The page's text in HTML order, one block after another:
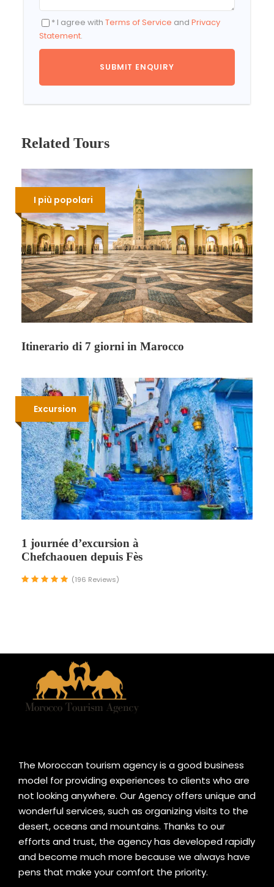
* I agree with Terms of Service and Privacy
Statement.
Related Tours
I più popolari
Itinerario di 7 giorni in Marocco
Excursion
1 journée d’excursion à
Chefchaouen depuis Fès
(196 Reviews)
The Moroccan tourism agency is a good business
model for providing experiences to clients who are
not looking anywhere. Our Agency offers unique and
wonderful services, such as organizing visits to the
desert, oceans and mountains. Thanks to our
efforts and trust, the agency has developed rapidly
and become much more because we always have
pens that make your comfort the priority.